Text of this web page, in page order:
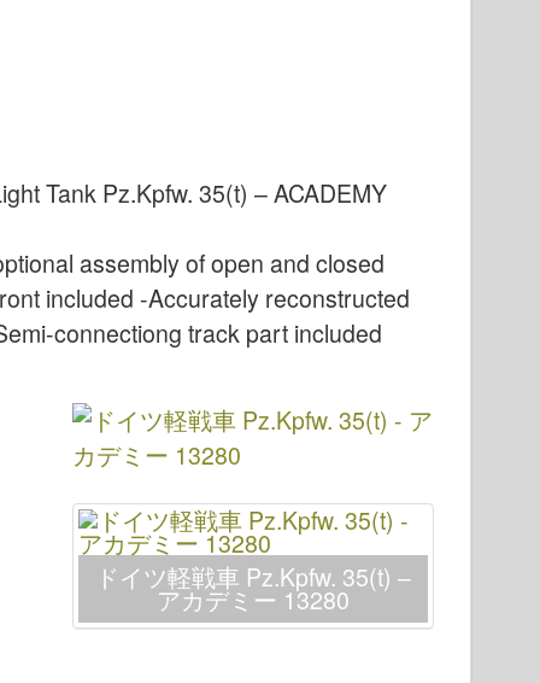
Tank Pz.Kpfw. 35(t) – ACADEMY
assembly of open and closed
included -Accurately reconstructed
connectiong track part included
ドイツ軽戦車 Pz.Kpfw. 35(t) –
アカデミー 13280